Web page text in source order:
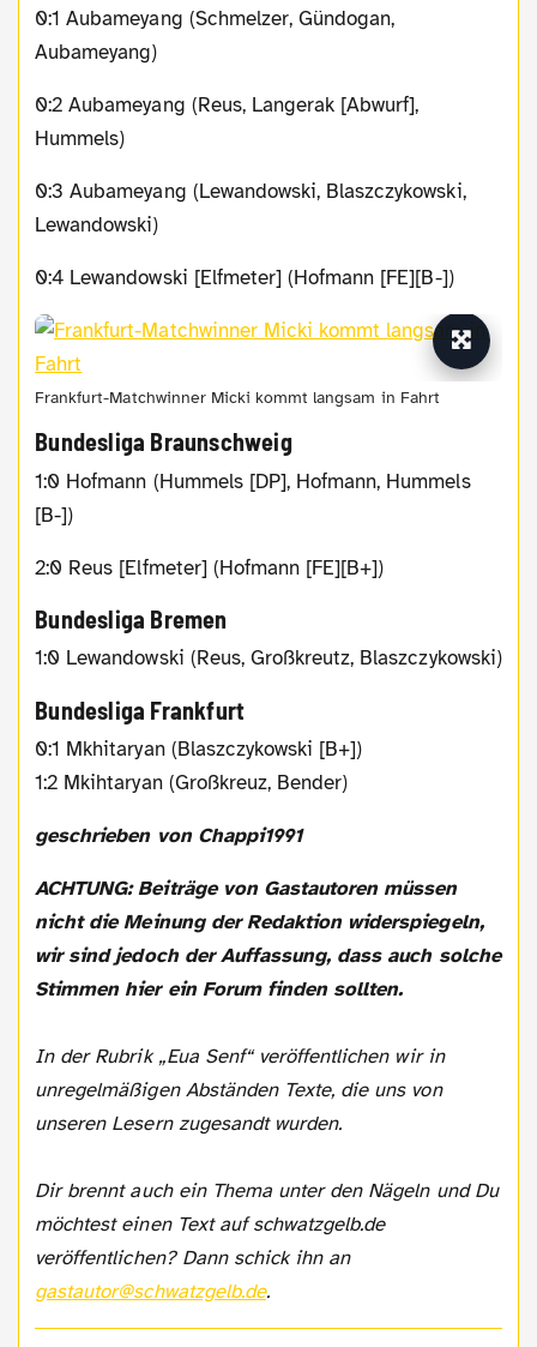
0:1 Aubameyang (Schmelzer, Gündogan,
Aubameyang)
0:2 Aubameyang (Reus, Langerak [Abwurf],
Hummels)
0:3 Aubameyang (Lewandowski, Blaszczykowski,
Lewandowski)
0:4 Lewandowski [Elfmeter] (Hofmann [FE][B-])
Frankfurt-Matchwinner Micki kommt langsam in Fahrt
Bundesliga Braunschweig
1:0 Hofmann (Hummels [DP], Hofmann, Hummels
[B-])
2:0 Reus [Elfmeter] (Hofmann [FE][B+])
Bundesliga Bremen
1:0 Lewandowski (Reus, Großkreutz, Blaszczykowski)
Bundesliga Frankfurt
0:1 Mkhitaryan (Blaszczykowski [B+])
1:2 Mkihtaryan (Großkreuz, Bender)
geschrieben von Chappi1991
ACHTUNG: Beiträge von Gastautoren müssen
nicht die Meinung der Redaktion widerspiegeln,
wir sind jedoch der Auffassung, dass auch solche
Stimmen hier ein Forum finden sollten.
In der Rubrik „Eua Senf“ veröffentlichen wir in
unregelmäßigen Abständen Texte, die uns von
unseren Lesern zugesandt wurden.
Dir brennt auch ein Thema unter den Nägeln und Du
möchtest einen Text auf schwatzgelb.de
veröffentlichen? Dann schick ihn an
gastautor@schwatzgelb.de.